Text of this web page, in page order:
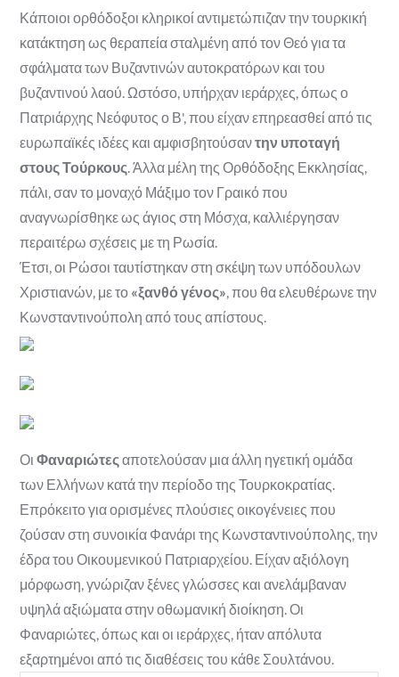
Κάποιοι ορθόδοξοι κληρικοί αντιμετώπιζαν την τουρκική
κατάκτηση ως θεραπεία σταλμένη από τον Θεό για τα
σφάλματα των Βυζαντινών αυτοκρατόρων και του
βυζαντινού λαού. Ωστόσο, υπήρχαν ιεράρχες, όπως ο
Πατριάρχης Νεόφυτος ο Β', που είχαν επηρεασθεί από τις
ευρωπαϊκές ιδέες και αμφισβητούσαντην υποταγή
στους Τούρκους. Άλλα μέλη της Ορθόδοξης Εκκλησίας,
πάλι, σαν το μοναχό Μάξιμο τον Γραικό που
αναγνωρίσθηκε ως άγιος στη Μόσχα, καλλιέργησαν
περαιτέρω σχέσεις με τη Ρωσία.
Έτσι, οι Ρώσοι ταυτίστηκαν στη σκέψη των υπόδουλων
Χριστιανών, με το «ξανθό γένος», που θα ελευθέρωνε την
Κωνσταντινούπολη από τους απίστους.
ΟιΦαναριώτες αποτελούσαν μια άλλη ηγετική ομάδα
των Ελλήνων κατά την περίοδο της Τουρκοκρατίας.
Επρόκειτο για ορισμένες πλούσιες οικογένειες που
ζούσαν στη συνοικία Φανάρι της Κωνσταντινούπολης, την
έδρα του Οικουμενικού Πατριαρχείου. Είχαν αξιόλογη
μόρφωση, γνώριζαν ξένες γλώσσες και ανελάμβαναν
υψηλά αξιώματα στην οθωμανική διοίκηση. Οι
Φαναριώτες, όπως και οι ιεράρχες, ήταν απόλυτα
εξαρτημένοι από τις διαθέσεις του κάθε Σουλτάνου.